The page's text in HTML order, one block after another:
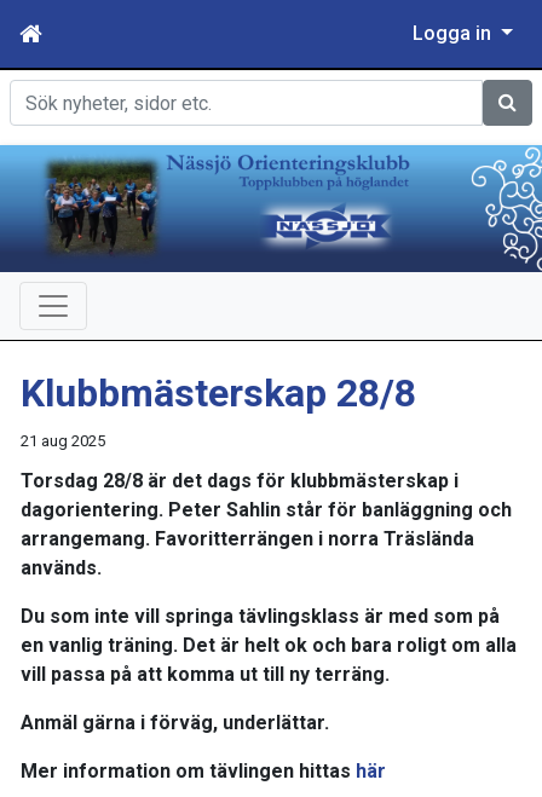
Logga in
Sök
Klubbmästerskap 28/8
21 aug 2025
Torsdag 28/8 är det dags för klubbmästerskap i
dagorientering. Peter Sahlin står för banläggning och
arrangemang. Favoritterrängen i norra Träslända
används.
Du som inte vill springa tävlingsklass är med som på
en vanlig träning. Det är helt ok och bara roligt om alla
vill passa på att komma ut till ny terräng.
Anmäl gärna i förväg, underlättar.
Mer information om tävlingen hittas här